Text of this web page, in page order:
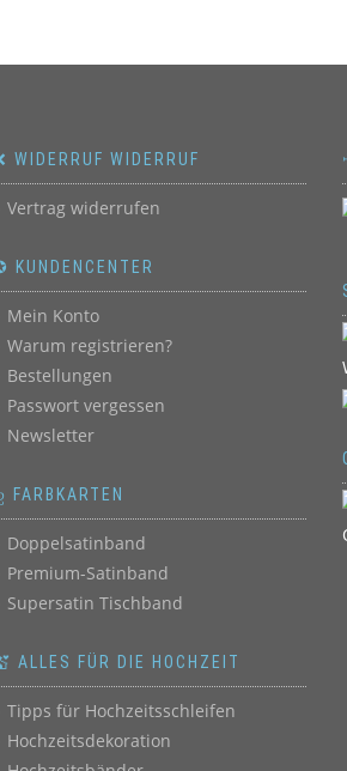
WIDERRUF WIDERRUF
Vertrag widerrufen
KUNDENCENTER
Mein Konto
Warum registrieren?
Bestellungen
Passwort vergessen
Newsletter
FARBKARTEN
Doppelsatinband
Premium-Satinband
Supersatin Tischband
ALLES FÜR DIE HOCHZEIT
Tipps für Hochzeitsschleifen
Hochzeitsdekoration